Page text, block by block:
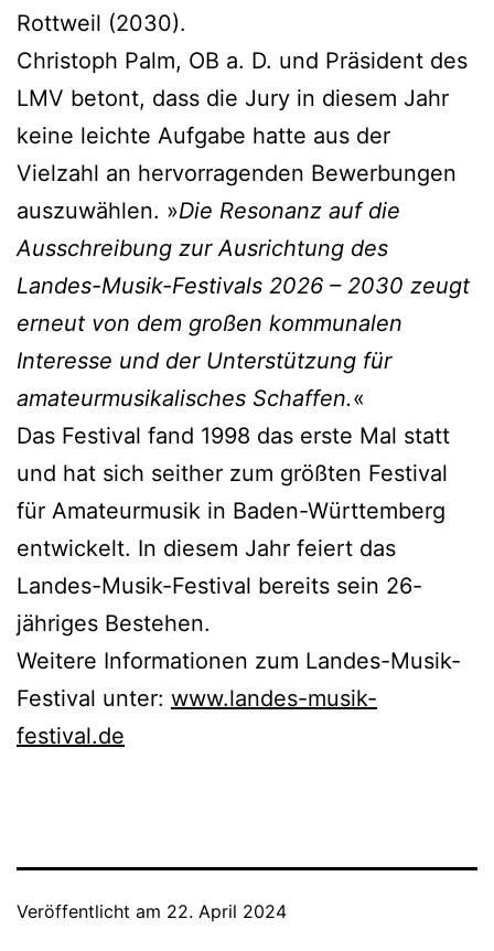
Rottweil (2030).
Christoph Palm, OB a. D. und Präsident des
LMV betont, dass die Jury in diesem Jahr
keine leichte Aufgabe hatte aus der
Vielzahl an hervorragenden Bewerbungen
auszuwählen. »Die Resonanz auf die
Ausschreibung zur Ausrichtung des
Landes-Musik-Festivals 2026 – 2030 zeugt
erneut von dem großen kommunalen
Interesse und der Unterstützung für
amateurmusikalisches Schaffen.«
Das Festival fand 1998 das erste Mal statt
und hat sich seither zum größten Festival
für Amateurmusik in Baden-Württemberg
entwickelt. In diesem Jahr feiert das
Landes-Musik-Festival bereits sein 26-
jähriges Bestehen.
Weitere Informationen zum Landes-Musik-
Festival unter: www.landes-musik-
festival.de
Veröffentlicht am 22. April 2024